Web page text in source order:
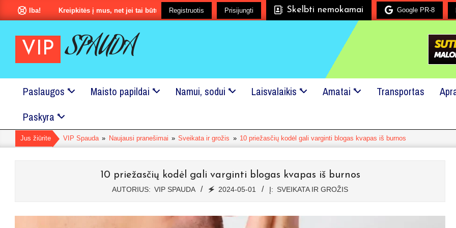
Pereiti
prie
Kreipkitės į mus, net jei tai būtu ir labai maža smulkmena? Mes mielai padėsime! 24x7 pagalba! Kreipkitės į
Registruotis Prisijungti Skelbti nemokamai Google PR-8
VIP SPAUDA
Naršymo
Meniu
Paslaugos * Maisto papildai * Namui, sodui * Laisvalaikis * Amatai * Transportas
Paskyra *
Jus žiūrite VIP Spauda » Naujausi pranešimai » Sveikata ir grožis » 10 priežasčių kodėl gali varginti blogas kvapas iš burnos
10 priežasčių kodėl gali varginti blogas kvapas iš burnos
AUTORIUS: VIP SPAUDA 🗲 2024-05-01 Į: SVEIKATA IR GROŽIS